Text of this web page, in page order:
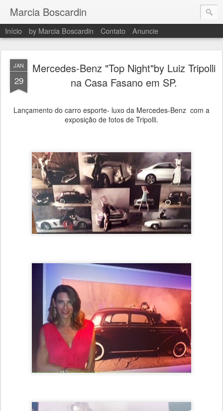
Marcia Boscardin
Início by Marcia Boscardin Contato Anuncie
JAN
29
Mercedes-Benz "Top Night"by Luiz Tripolli
na Casa Fasano em SP.
Lançamento do carro esporte- luxo da Mercedes-Benz com a
exposição de fotos de Tripolli.